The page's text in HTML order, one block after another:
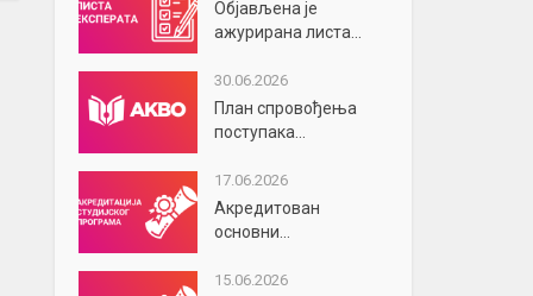
Објављена је
ажурирана листа...
30.06.2026
План спровођења
поступака...
17.06.2026
Акредитован
основни...
15.06.2026